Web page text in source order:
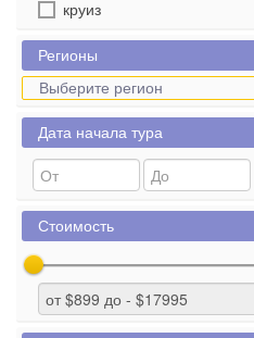
круиз
Регионы
Выберите регион
Дата начала тура
Стоимость